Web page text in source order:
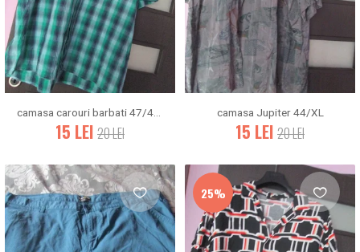
15 LEI 20LEI
camasa Jupiter 44/XL
15 LEI 20LEI
25%